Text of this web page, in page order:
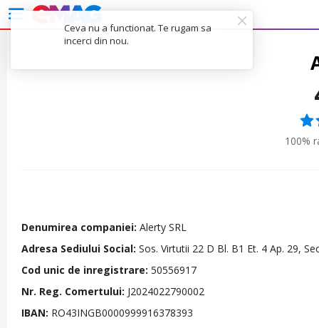
Ceva nu a functionat. Te rugam sa
incerci din nou.
100%
Denumirea companiei: Alerty SRL
Adresa Sediului Social: Sos. Virtutii 22 D Bl. B1 Et. 4 Ap. 29,
Cod unic de inregistrare: 50556917
Nr. Reg. Comertului: J2024022790002
IBAN: RO43INGB0000999916378393